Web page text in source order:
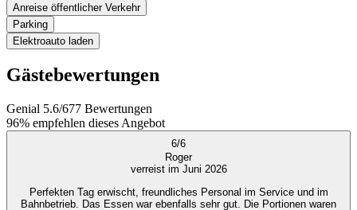
Anreise öffentlicher Verkehr
Parking
Elektroauto laden
Gästebewertungen
Genial 5.6/677 Bewertungen
96% empfehlen dieses Angebot
6/6
Roger
verreist im Juni 2026
Perfekten Tag erwischt, freundliches Personal im Service und im
Bahnbetrieb. Das Essen war ebenfalls sehr gut. Die Portionen waren